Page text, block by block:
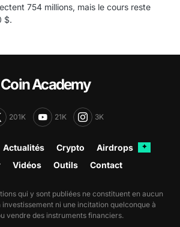
754 millions, mais le cours reste
$.
Coin Academy
201K 21K 3K
Actualités Crypto Airdrops ✦
Vidéos Outils Contact
qui y sont publiées ne constituent en aucun
investissement ni une incitation quelconque à
vendre des instruments financiers.